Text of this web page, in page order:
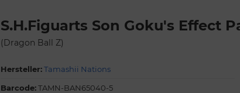
S.H.Figuarts Son Goku's Effect
(Dragon Ball Z)
Hersteller:Tamashii Nations
Barcode:TAMN-BAN65040-5